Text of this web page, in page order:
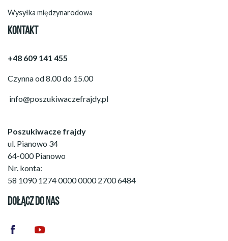
Wysyłka międzynarodowa
KONTAKT
+48 609 141 455
Czynna od 8.00 do 15.00
info@poszukiwaczefrajdy.pl
Poszukiwacze frajdy
ul. Pianowo 34
64-000 Pianowo
Nr. konta:
58 1090 1274 0000 0000 2700 6484
DOŁĄCZ DO NAS